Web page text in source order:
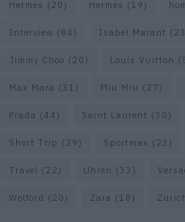
Hermes (20) Hermès (19)
Interview (84) Isabel Marant
Jimmy Choo (20) Louis Vuitton
Max Mara (31) Miu Miu (27)
Prada (44) Saint Laurent (30)
Short Trip (29) Sportmax (23)
Travel (22) Uhren (33)
Wolford (20) Zara (18)